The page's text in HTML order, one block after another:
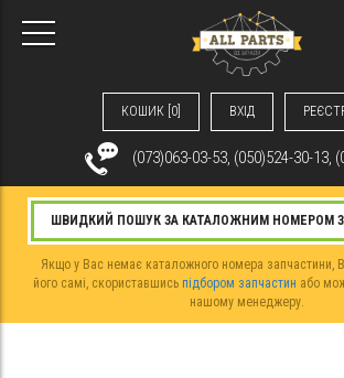
КОШИК [0] ВХIД
(073)063-03-53, (050)524-30-13,
Якщо у Вас немає каталожного номера запчастини,
його самі, скориставшись підбором запчастин або
нашому менеджеру.